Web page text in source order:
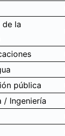
de la
pública
/ Ingeniería